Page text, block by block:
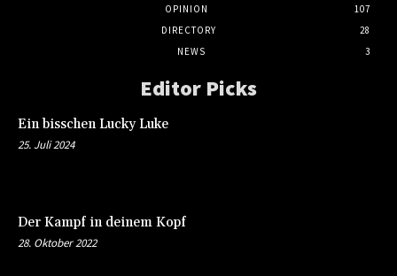
OPINION
107
DIRECTORY
28
NEWS
3
Editor Picks
Ein bisschen Lucky Luke
25. Juli 2024
Der Kampf in deinem Kopf
28. Oktober 2022